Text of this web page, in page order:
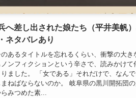
へ差し出された娘たち（平井美帆）
ネタバレあり
あるタイトルを忘れるくらい、衝撃の大き
ノンフィクションという辛さで、読みかけて
ました。 「女である」それだけで、なん
まねばならないのか。 岐阜県の黒川開拓団
みつめた素...